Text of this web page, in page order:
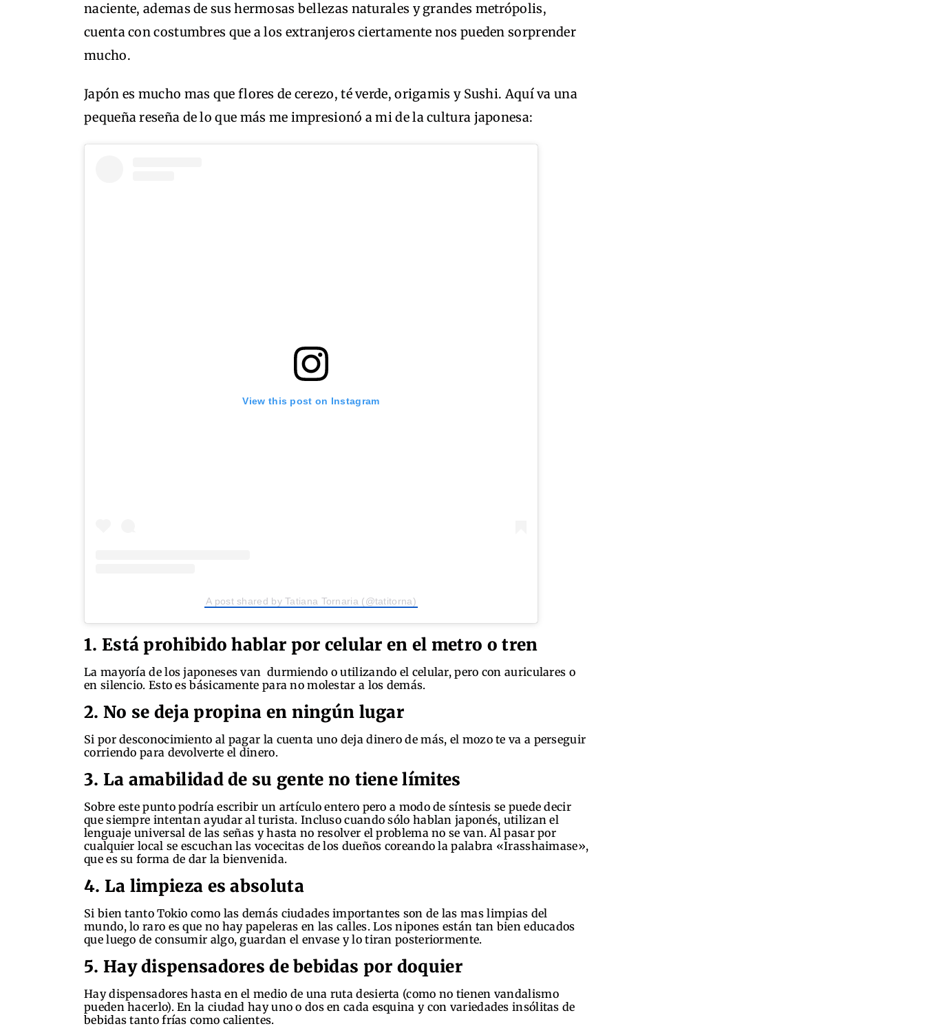
naciente, ademas de sus hermosas bellezas naturales y grandes metrópolis,
cuenta con costumbres que a los extranjeros ciertamente nos pueden sorprender
mucho.
Japón es mucho mas que flores de cerezo, té verde, origamis y Sushi. Aquí va una
pequeña reseña de lo que más me impresionó a mi de la cultura japonesa:
View this post on Instagram
A post shared by Tatiana Tornaria (@tatitorna)
1. Está prohibido hablar por celular en el metro o tren
La mayoría de los japoneses van durmiendo o utilizando el celular, pero con auriculares o
en silencio. Esto es básicamente para no molestar a los demás.
2. No se deja propina en ningún lugar
Si por desconocimiento al pagar la cuenta uno deja dinero de más, el mozo te va a perseguir
corriendo para devolverte el dinero.
3. La amabilidad de su gente no tiene límites
Sobre este punto podría escribir un artículo entero pero a modo de síntesis se puede decir
que siempre intentan ayudar al turista. Incluso cuando sólo hablan japonés, utilizan el
lenguaje universal de las señas y hasta no resolver el problema no se van. Al pasar por
cualquier local se escuchan las vocecitas de los dueños coreando la palabra «Irasshaimase»,
que es su forma de dar la bienvenida.
4. La limpieza es absoluta
Si bien tanto Tokio como las demás ciudades importantes son de las mas limpias del
mundo, lo raro es que no hay papeleras en las calles. Los nipones están tan bien educados
que luego de consumir algo, guardan el envase y lo tiran posteriormente.
5. Hay dispensadores de bebidas por doquier
Hay dispensadores hasta en el medio de una ruta desierta (como no tienen vandalismo
pueden hacerlo). En la ciudad hay uno o dos en cada esquina y con variedades insólitas de
bebidas tanto frías como calientes.